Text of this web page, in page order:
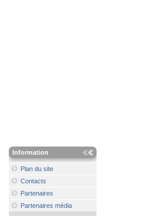
Information
Plan du site
Contacts
Partenaires
Partenaires média